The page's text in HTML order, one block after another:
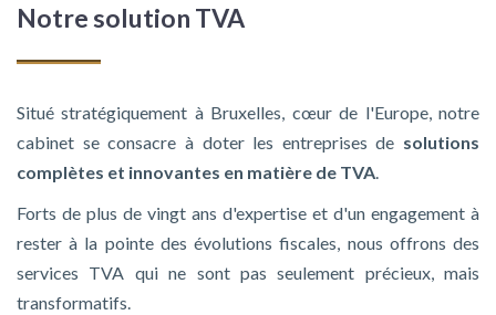
Notre solution TVA
Situé stratégiquement à Bruxelles, cœur de l'Europe, notre
cabinet se consacre à doter les entreprises de solutions
complètes et innovantes en matière de TVA
Forts de plus de vingt ans d'expertise et d'un engagement à
rester à la pointe des évolutions fiscales, nous offrons des
services TVA qui ne sont pas seulement précieux, mais
transformatifs.